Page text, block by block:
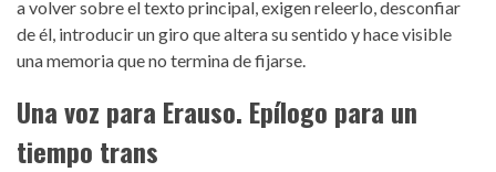
a volver sobre el texto principal, exigen releerlo, desconfiar
de él, introducir un giro que altera su sentido y hace visible
una memoria que no termina de fijarse.
Una voz para Erauso. Epílogo para un
tiempo trans